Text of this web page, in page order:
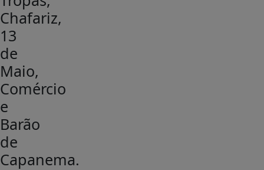
Chafariz,
13
de
Maio,
Comércio
e
Barão
de
Capanema.